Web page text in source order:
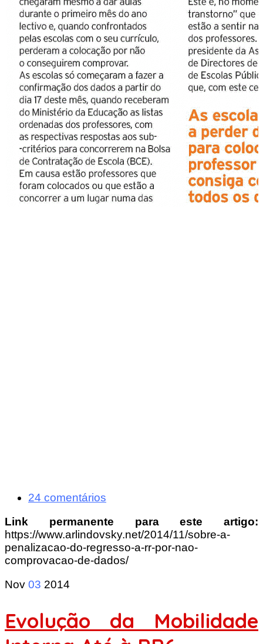
24 comentários
Link permanente para este artigo:
https://www.arlindovsky.net/2014/11/sobre-a-
penalizacao-do-regresso-a-rr-por-nao-
comprovacao-de-dados/
Nov 03 2014
Evolução da Mobilidade